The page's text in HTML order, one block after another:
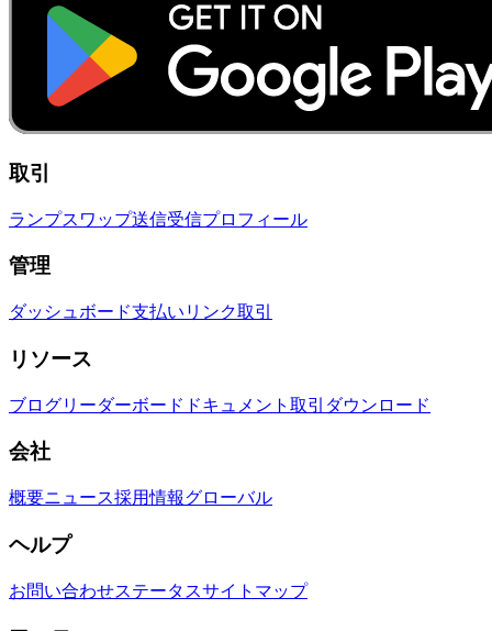
取引
ランプスワップ送信受信プロフィール
管理
ダッシュボード支払いリンク取引
リソース
ブログリーダーボード ドキュメント 取引 ダウンロード
会社
概要ニュース採用情報グローバル
ヘルプ
お問い合わせステータスサイトマップ